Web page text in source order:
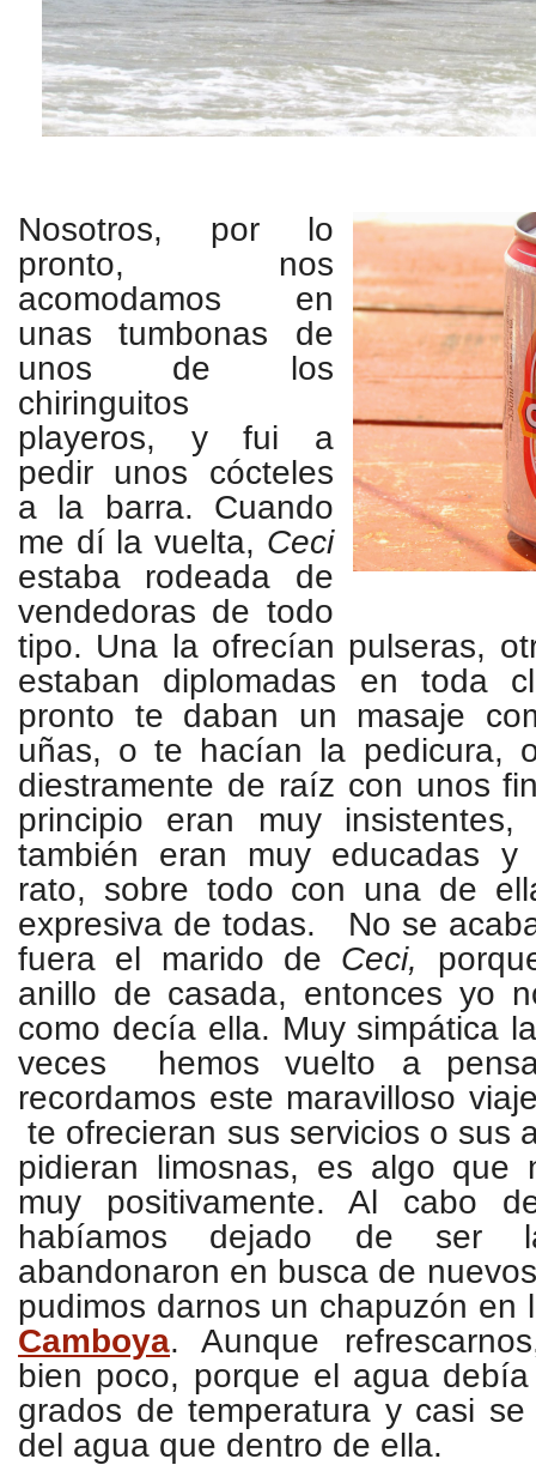
Nosotros, por lo
pronto, nos
acomodamos en
unas tumbonas de
unos de los
chiringuitos
playeros, y fui a
pedir unos cócteles
a la barra. Cuando
me dí la vuelta, Ceci
estaba rodeada de
vendedoras de todo
tipo. Una la ofrecían pulseras,
estaban diplomadas en toda
pronto te daban un masaje
uñas, o te hacían la pedicura,
diestramente de raíz con unos
principio eran muy
también eran muy educadas y
rato, sobre todo con una de
expresiva de todas. No se
fuera el marido de Ceci,
anillo de casada, entonces yo
como decía ella. Muy simpática
veces hemos vuelto a
recordamos este maravilloso
te ofrecieran sus servicios o sus
pidieran limosnas, es algo que
muy positivamente. Al cabo
habíamos dejado de ser
abandonaron en busca de
pudimos darnos un chapuzón en
Camboya. Aunque
bien poco, porque el agua
grados de temperatura y casi
del agua que dentro de ella.